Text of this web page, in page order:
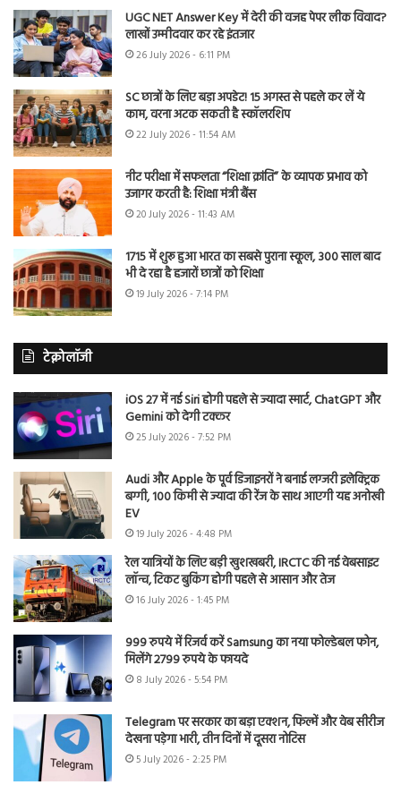
UGC NET Answer Key में देरी की वजह पेपर लीक विवाद?
लाखों उम्मीदवार कर रहे इंतजार
26 July 2026 - 6:11 PM
SC छात्रों के लिए बड़ा अपडेट! 15 अगस्त से पहले कर लें ये
काम, वरना अटक सकती है स्कॉलरशिप
22 July 2026 - 11:54 AM
नीट परीक्षा में सफलता “शिक्षा क्रांति” के व्यापक प्रभाव को
उजागर करती है: शिक्षा मंत्री बैंस
20 July 2026 - 11:43 AM
1715 में शुरू हुआ भारत का सबसे पुराना स्कूल, 300 साल बाद
भी दे रहा है हजारों छात्रों को शिक्षा
19 July 2026 - 7:14 PM
टेक्नोलॉजी
iOS 27 में नई Siri होगी पहले से ज्यादा स्मार्ट, ChatGPT और
Gemini को देगी टक्कर
25 July 2026 - 7:52 PM
Audi और Apple के पूर्व डिजाइनरों ने बनाई लग्जरी इलेक्ट्रिक
बग्गी, 100 किमी से ज्यादा की रेंज के साथ आएगी यह अनोखी
EV
19 July 2026 - 4:48 PM
रेल यात्रियों के लिए बड़ी खुशखबरी, IRCTC की नई वेबसाइट
लॉन्च, टिकट बुकिंग होगी पहले से आसान और तेज
16 July 2026 - 1:45 PM
999 रुपये में रिजर्व करें Samsung का नया फोल्डेबल फोन,
मिलेंगे 2799 रुपये के फायदे
8 July 2026 - 5:54 PM
Telegram पर सरकार का बड़ा एक्शन, फिल्में और वेब सीरीज
देखना पड़ेगा भारी, तीन दिनों में दूसरा नोटिस
5 July 2026 - 2:25 PM